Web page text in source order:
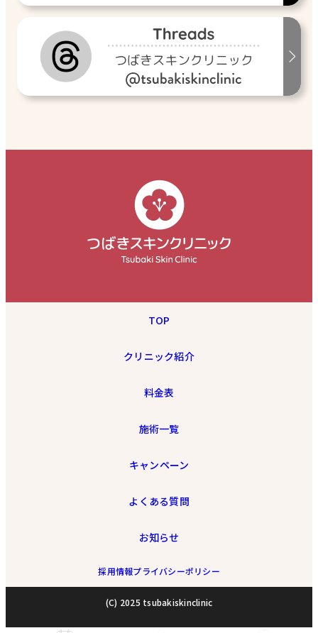
TOP
クリニック紹介
料金表
施術一覧
キャンペーン
よくある質問
お知らせ
採用情報プライバシーポリシー
(C) 2025 tsubakiskinclinic